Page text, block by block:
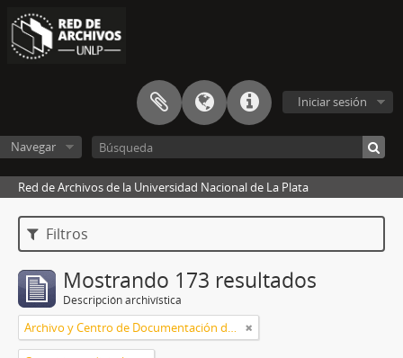
Iniciar sesión
Navegar
Red de Archivos de la Universidad Nacional de La Plata
Filtros
Mostrando 173 resultados
Descripción archivística
Archivo y Centro de Documentación del Instituto de Historia del Arte Argentino y Americano